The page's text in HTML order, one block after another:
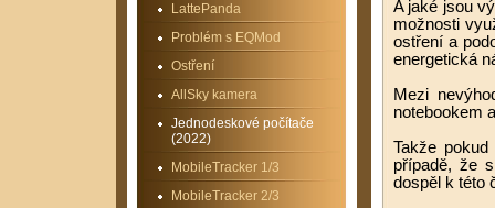
A jaké jsou
možnosti
ostření a
energetická
Mezi
notebookem
Takže
případě, že
dospěl k této
LattePanda
Problém s EQMod
Ostření
AllSky kamera
Jednodeskové počítače
(2022)
MobileTracker 1/3
MobileTracker 2/3